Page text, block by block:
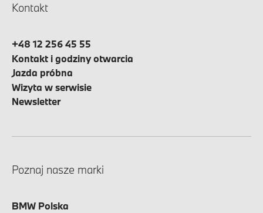
Kontakt
+48 12 256 45 55
Kontakt i godziny otwarcia
Jazda próbna
Wizyta w serwisie
Newsletter
Poznaj nasze marki
BMW Polska